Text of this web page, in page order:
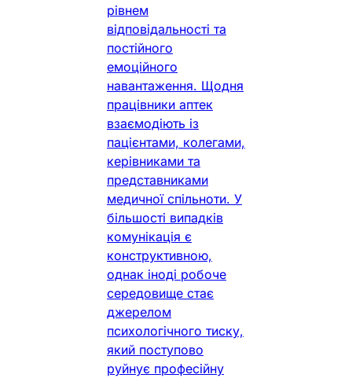
рівнем
відповідальності та
постійного
емоційного
навантаження. Щодня
працівники аптек
взаємодіють із
пацієнтами, колегами,
керівниками та
представниками
медичної спільноти. У
більшості випадків
комунікація є
конструктивною,
однак іноді робоче
середовище стає
джерелом
психологічного тиску,
який поступово
руйнує професійну